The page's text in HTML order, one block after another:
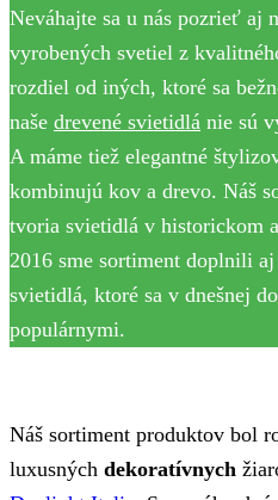
Neváhajte sa u nás pozrieť aj
vyrobených svetiel z
rozdiel od iných, ktoré sa
naše drevené svietidlá nie sú
A máme tiež elegantné
kombinujú kov a drevo. Náš
tvoria svietidlá v historickom
2016 sme sortiment doplnili
svietidlá, ktoré sa v dnešnej
populárnymi.
Náš sortiment produktov bol
luxusných dekoratívnych